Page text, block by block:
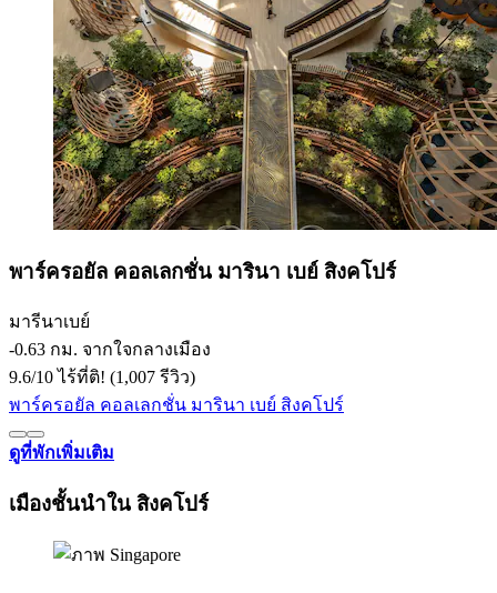
พาร์ครอยัล คอลเลกชั่น มารินา เบย์ สิงคโปร์
มารีนาเบย์
‐0.63 กม. จากใจกลางเมือง
9.6/10ไร้ที่ติ! (1,007 รีวิว)
พาร์ครอยัล คอลเลกชั่น มารินา เบย์ สิงคโปร์
ดูที่พักเพิ่มเติม
เมืองชั้นนำใน สิงคโปร์